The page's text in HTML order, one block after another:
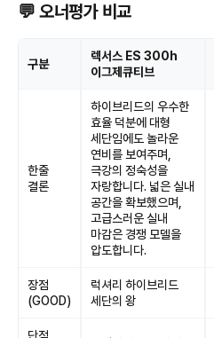
💬 오너평가 비교
구분
렉서스 ES 300h
이그제큐티브
한줄
결론
하이브리드의 우수한
효율 덕분에 대형
세단임에도 놀라운
연비를 보여주며,
극강의 정숙성을
자랑합니다. 넓은 실내
공간을 확보했으며,
고급스러운 실내
마감은 경쟁 모델을
압도합니다.
장점
(GOOD)
럭셔리 하이브리드
세단의 왕